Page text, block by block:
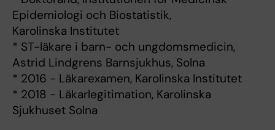
Epidemiologi och Biostatistik,
Karolinska Institutet
* ST-läkare i barn- och ungdomsmedicin,
Astrid Lindgrens Barnsjukhus, Solna
* 2016 - Läkarexamen, Karolinska Institutet
* 2018 - Läkarlegitimation, Karolinska
Sjukhuset Solna